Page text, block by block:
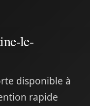
le-
disponible à
rapide